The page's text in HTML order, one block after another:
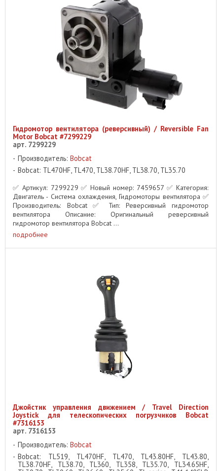
Гидромотор вентилятора (реверсивный) / Reversible Fan
Motor Bobcat #7299229
арт. 7299229
Производитель: Bobcat
Bobcat: TL470HF, TL470, TL38.70HF, TL38.70, TL35.70
✅ Артикул: 7299229 ✅ Новый номер: 7459657 ✅ Категория:
Двигатель - Система охлаждения, Гидромоторы вентилятора ✅
Производитель: Bobcat ✅ Тип: Реверсивный гидромотор
вентилятора Описание: Оригинальный реверсивный
гидромотор вентилятора Bobcat ...
подробнее
Джойстик управления движением / Travel Direction
Joystick для телескопических погрузчиков Bobcat
#7316153
арт. 7316153
Производитель: Bobcat
Bobcat: TL519, TL470HF, TL470, TL43.80HF, TL43.80,
TL38.70HF, TL38.70, TL360, TL358, TL35.70, TL34.65HF,